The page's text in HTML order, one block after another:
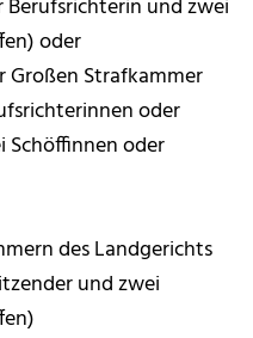
und zwei
oder
Großen Strafkammer
oder
Schöffinnen oder
des Landgerichts
und zwei